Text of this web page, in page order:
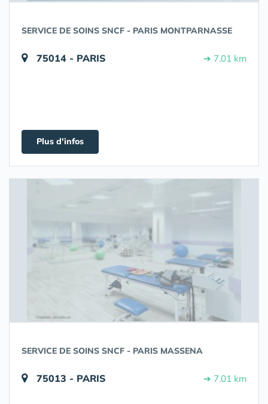
SERVICE DE SOINS SNCF - PARIS MONTPARNASSE
75014 - PARIS ➔ 7.01 km
Plus d'infos
SERVICE DE SOINS SNCF - PARIS MASSENA
75013 - PARIS ➔ 7.01 km